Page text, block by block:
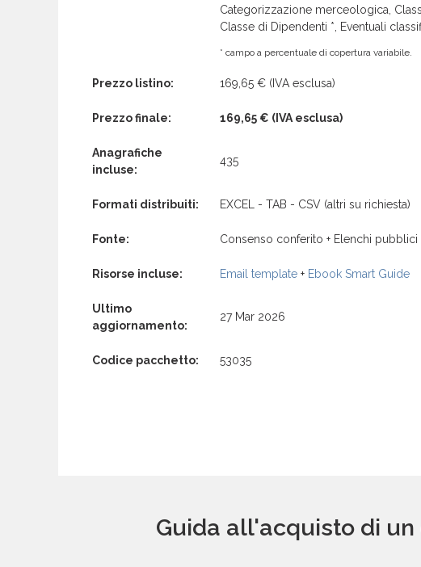
Categorizzazione merceologica,
Classe di Dipendenti *, Eventuali
* campo a percentuale di copertura variabile.
Prezzo listino: 169,65 € (IVA esclusa)
Prezzo finale: 169,65 € (IVA esclusa)
Anagrafiche
incluse:
435
Formati distribuiti: EXCEL - TAB - CSV (altri su richiesta)
Fonte: Consenso conferito + Elenchi pubblici
Risorse incluse: Email template + Ebook Smart Guide
Ultimo
aggiornamento:
27 Mar 2026
Codice pacchetto: 53035
Guida all'acquisto di